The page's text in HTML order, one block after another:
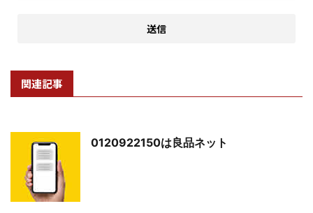
関連記事
0120922150は良品ネット